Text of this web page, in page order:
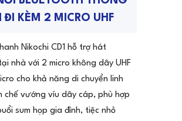
ĐI KÈM 2 MICRO UHF
Nikochi CD1 hỗ trợ hát
nhà với 2 micro không dây UHF
cho khả năng di chuyển linh
chế vướng víu dây cáp, phù hợp
sum họp gia đình, tiệc nhỏ